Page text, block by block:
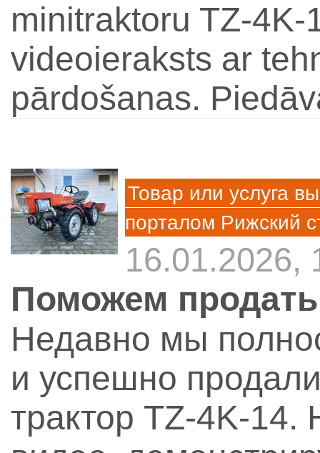
minitraktoru TZ-
videoieraksts ar
pārdošanas.
Товар или услуга
порталом Рижский
16.01.2026,
Поможем
Недавно мы
и успешно
трактор TZ-4K-14.